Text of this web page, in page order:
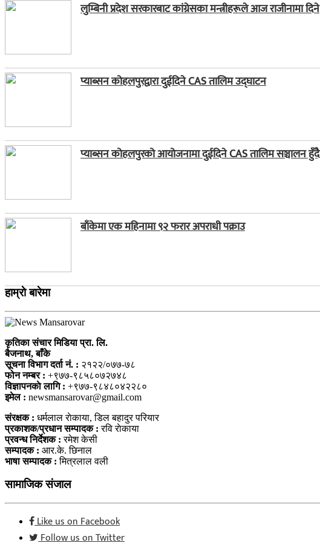
लुम्बिनी प्रदेश सरकारबाट कांग्रेसका मन्त्रीहरूले आज राजीनामा दिने
प्याब्सन कोहलपुरद्वारा दुईदिने CAS तालिम उद्घाटन
प्याब्सन कोहलपुरको आयोजनामा दुईदिने CAS तालिम सञ्चालन हुँदै
बाँकेमा एक महिनामा ९२ फरार अपराधी पक्राउ
हाम्राे बारेमा
कृतिका संचार मिडिया प्रा. लि.
बैजनाथ, बाँके
सूचना विभाग दर्ता नं. : २१२२/०७७-७८
फोन नम्बर : +९७७-९८५८०७२७४८
विज्ञापनकाे लागि : +९७७-९८४८०४२२८०
इमेल : newsmansarovar@gmail.com
संरक्षक : धर्मलाल राेकाया, डिल बहादुर परियार
प्रकाशक/प्रधान सम्पादक : रवि राेकाया
प्रवन्ध निर्देशक : रमेश केसी
सम्पादक : आर.के. छिनाल
भाषा सम्पादक : मित्रलाल वली
सामाजिक संजाल
Like us on Facebook
Follow us on Twitter